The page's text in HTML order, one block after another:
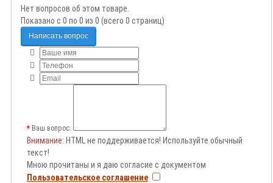
Нет вопросов об этом товаре.
Показано с 0 по 0 из 0 (всего 0 страниц)
Написать вопрос
Ваш вопрос:
Внимание: HTML не поддерживается! Используйте обычный
текст!
Мною прочитаны и я даю согласие с документом
Пользовательское соглашение